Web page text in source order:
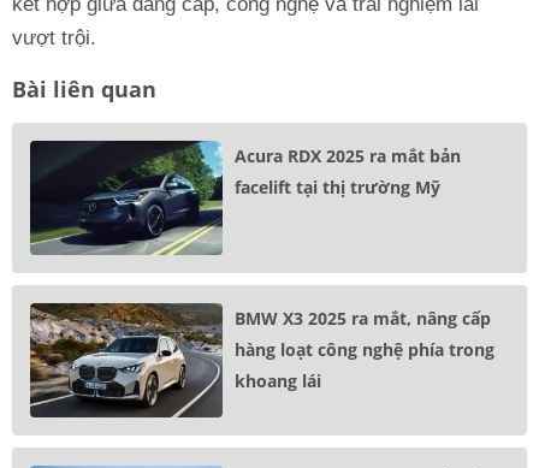
vượt trội.
Bài liên quan
Acura RDX 2025 ra mắt bản
facelift tại thị trường Mỹ
BMW X3 2025 ra mắt, nâng cấp
hàng loạt công nghệ phía trong
khoang lái